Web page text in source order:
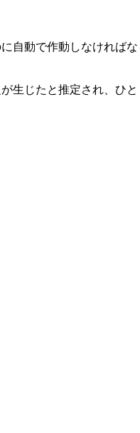
自動で作動しなければ
生じたと推定され、ひ